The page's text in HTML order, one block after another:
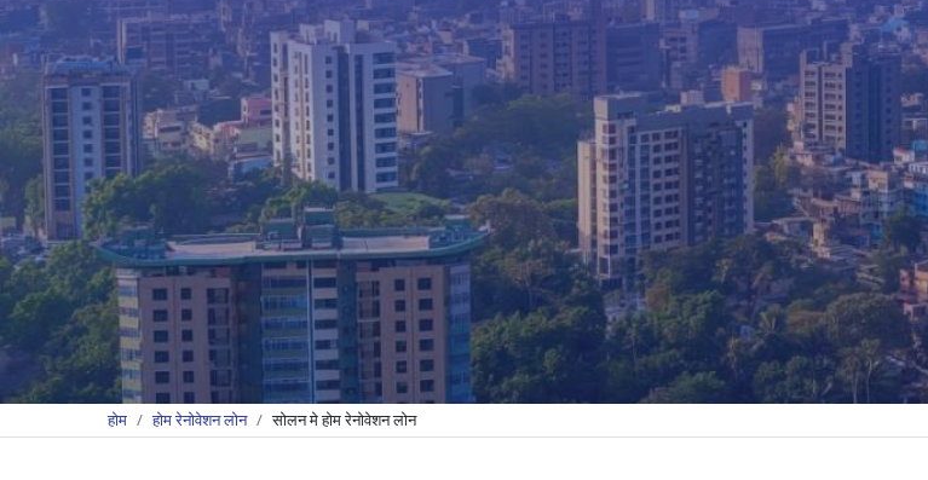
होम होम रेनोवेशन लोन सोलन मे होम रेनोवेशन लोन